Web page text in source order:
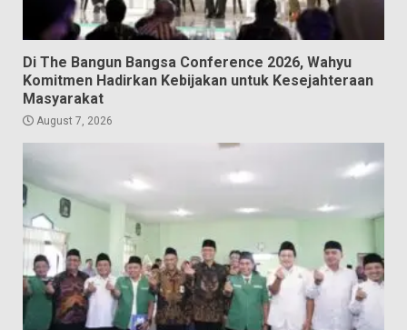
Di The Bangun Bangsa Conference 2026, Wahyu
Komitmen Hadirkan Kebijakan untuk Kesejahteraan
Masyarakat
August 7, 2026